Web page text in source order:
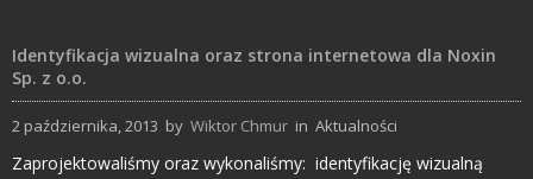
Identyfikacja wizualna oraz strona internetowa dla Noxin
Sp. z o.o.
2 października, 2013 by Wiktor Chmur in Aktualności
Zaprojektowaliśmy oraz wykonaliśmy: identyfikację wizualną